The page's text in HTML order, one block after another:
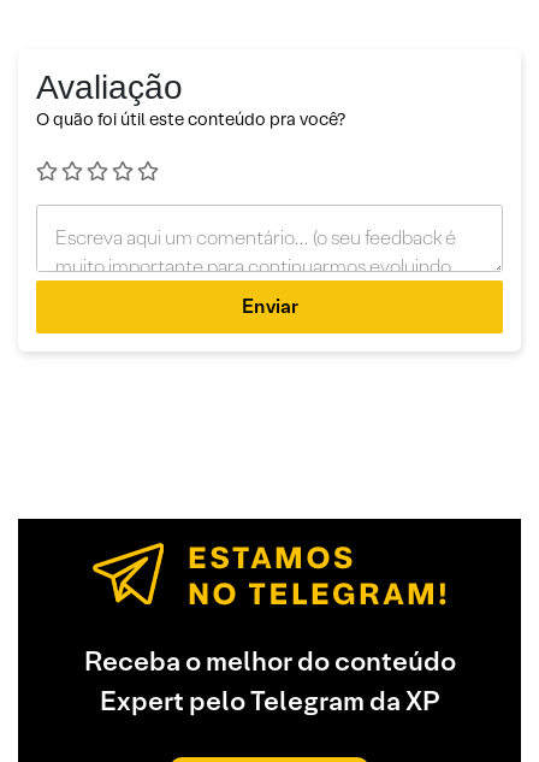
Avaliação
O quão foi útil este conteúdo pra você?
Enviar
Receba o melhor do conteúdo
Expert pelo Telegram da XP